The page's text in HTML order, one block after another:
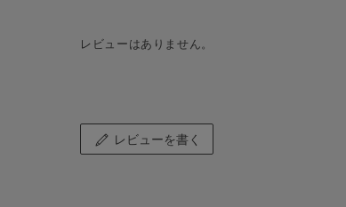
レビューはありません。
レビューを書く